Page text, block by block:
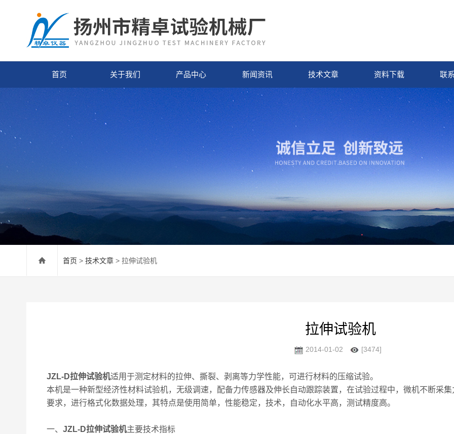
首页 关于我们 产品中心 新闻资讯 技术文章 资料下载 联
首页 > 技术文章 > 拉伸试验机
拉伸试验机
2014-01-02 [3474]
JZL-D拉伸试验机适用于测定材料的拉伸、撕裂、剥离等力学性能，可进行材料的压缩试验。
本机是一种新型经济性材料试验机，无级调速，配备力传感器及伸长自动跟踪装置，在试验过程中，微机不断采
要求，进行格式化数据处理，其特点是使用简单，性能稳定，技术，自动化水平高，测试精度高。
一、 JZL-D拉伸试验机主要技术指标